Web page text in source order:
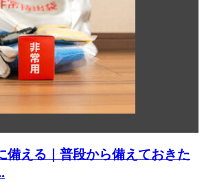
備える｜普段から備えておきた